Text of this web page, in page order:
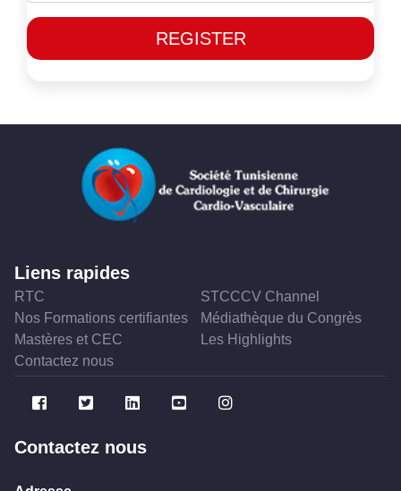
REGISTER
Liens rapides
RTC
STCCCV Channel
Nos Formations certifiantes
Médiathèque du Congrès
Mastères et CEC
Les Highlights
Contactez nous
Contactez nous